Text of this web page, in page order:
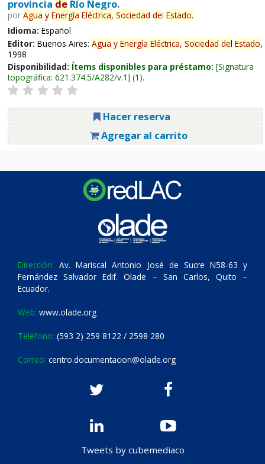
provincia deRío Negro.
por Agua y Energía Eléctrica, Sociedad del Estado.
Idioma: Español
Editor: Buenos Aires: Agua y Energía Eléctrica, Sociedad del Estado,
1998
Disponibilidad: Ítems disponibles para préstamo: Signatura
topográfica: 621.374.5/A282/v.1 (1).
Hacer reserva
Agregar al carrito
Dirección: Av. Mariscal Antonio José de Sucre N58-63 y
Fernández Salvador Edif. Olade – San Carlos, Quito –
Ecuador.
Web: www.olade.org
Teléfono: (593 2) 259 8122 / 2598 280
Correo: centro.documentacion@olade.org
Tweets by cubemediaco